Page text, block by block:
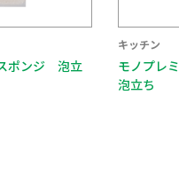
レミアム 台所ＳＰ 水切れ＋